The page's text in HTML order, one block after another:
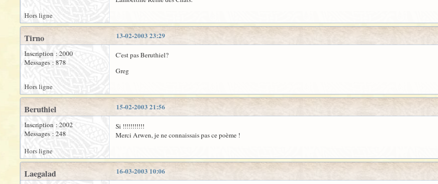
Hors ligne
13-02-2003 23:29
Tirno
Inscription : 2000
Messages : 878
C'est pas Beruthiel?
Greg
Hors ligne
15-02-2003 21:56
Beruthiel
Inscription : 2002
Messages : 248
Si !!!!!!!!!!!
Merci Arwen, je ne connaissais pas ce poème !
Hors ligne
16-03-2003 10:06
Laegalad